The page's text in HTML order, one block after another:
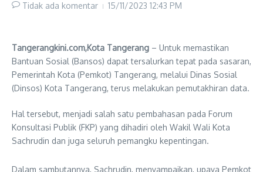
Tidak ada komentar 15/11/2023 12:43 PM
Tangerangkini.com,Kota Tangerang – Untuk memastikan
Bantuan Sosial (Bansos) dapat tersalurkan tepat pada sasaran,
Pemerintah Kota (Pemkot) Tangerang, melalui Dinas Sosial
(Dinsos) Kota Tangerang, terus melakukan pemutakhiran data.
Hal tersebut, menjadi salah satu pembahasan pada Forum
Konsultasi Publik (FKP) yang dihadiri oleh Wakil Wali Kota
Sachrudin dan juga seluruh pemangku kepentingan.
Dalam sambutannya, Sachrudin, menyampaikan, upaya Pemkot